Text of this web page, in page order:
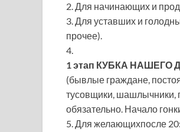
2. Для начинающих и
3. Для уставших и
прочее).
4.
1 этап КУБКА НАШЕГО
(бывлые граждане,
тусовщики, шашлычники,
обязательно. Начало
5. Для желающихпосле